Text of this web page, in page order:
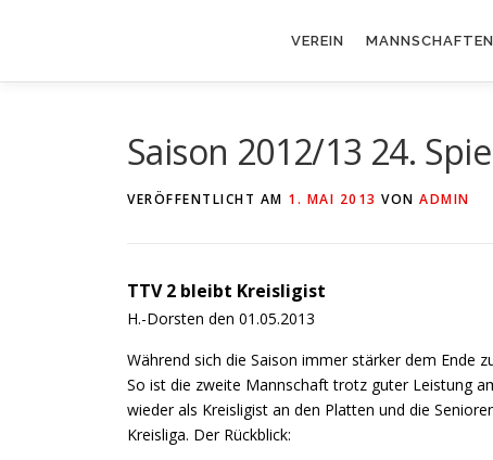
VEREIN MANNSCHAFTEN
Saison 2012/13 24.
VERÖFFENTLICHT AM 1. MAI 2013 VON ADMIN
TTV 2 bleibt Kreisligist
H.-Dorsten den 01.05.2013
Während sich die Saison immer stärker dem Ende
So ist die zweite Mannschaft trotz guter Leistung
wieder als Kreisligist an den Platten und die
Kreisliga. Der Rückblick: